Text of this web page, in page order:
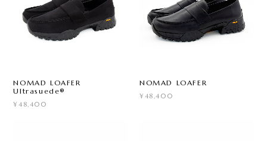
NOMAD LOAFER
Ultrasuede®
¥48,400
NOMAD LOAFER
¥48,400